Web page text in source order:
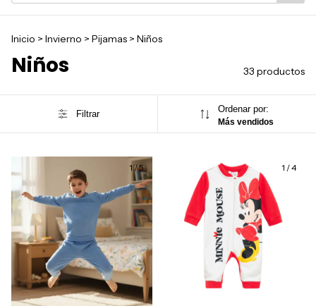
Inicio > Invierno > Pijamas > Niños
Niños 33 productos
Filtrar Ordenar por:
Más vendidos
1/5 1 /4